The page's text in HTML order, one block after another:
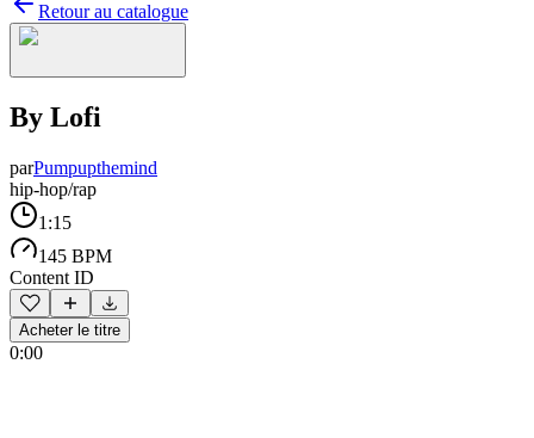
Retour au catalogue
By Lofi
parPumpupthemind
hip-hop/rap
1:15
145 BPM
Content ID
Acheter le titre
0:00